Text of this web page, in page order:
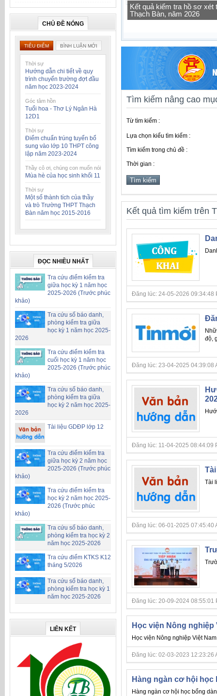
CHỦ ĐỀ NÓNG
TIÊU ĐIỂM BÌNH LUẬN MỚI
Thời sự
Hướng dẫn chi tiết về quy
trình chuyển trường đợt đầu
năm học 2023-2024
Góc tâm hồn
Tuổi hoa - Thơ Lý Ngân Hà
12D1
Thời sự
Điểm chuẩn trúng tuyển bổ
sung vào lớp 10 THPT công
lập năm 2023-2024
Thầy cô ơi, chúng con muốn nói
Mùa hè của học sinh khối 11
Thời sự
Một số thành tích của thầy
và trò Trường THPT Thạch
Bàn năm học 2015-2016
ĐỌC NHIỀU NHẤT
Tra cứu điểm kiểm tra
giữa học kỳ 1 năm học
2025-2026 (Trước phúc
khảo)
Tra cứu số báo danh,
phòng kiểm tra giữa
học kỳ 1 năm học 2025-
2026
Tra cứu điểm kiểm tra
cuối học kỳ 1 năm học
2025-2026 (Trước phúc
khảo)
Tra cứu số báo danh,
phòng kiểm tra giữa
học kỳ 2 năm học 2025-
2026
Tài liệu GDĐP lớp 12
Tra cứu điểm kiểm tra
giữa học kỳ 2 năm học
2025-2026 (Trước phúc
khảo)
Tra cứu điểm kiểm tra
học kỳ 2 năm học 2025-
2026 (Trước phúc
khảo)
Tra cứu số báo danh,
phòng kiểm tra học kỳ 2
năm học 2025-2026
Tra cứu điểm KTKS K12
tháng 5/2026
Tra cứu số báo danh,
phòng kiểm tra học kỳ 1
năm học 2025-2026
LIÊN KẾT
Tra cứu thông tin lớp học
Tìm kiếm nâng cao
Từ tìm kiếm :
Lựa chọn kiểu tìm kiếm :
Tìm kiếm trong chủ đề :
Thời gian :
Kết quả tìm kiếm trên
Đăng lúc: 24-05-2026 09:34:48
độ,
Đăng lúc: 23-04-2025 04:39:08
Đăng lúc: 11-04-2025 08:44:09
Tài
Đăng lúc: 06-01-2025 07:45:40
Đăng lúc: 20-09-2024 08:55:01
Học viện Nông
Học viện Nông nghiệp Việt
Đăng lúc: 02-03-2023 12:23:26
Hàng ngàn cơ hội
Hàng ngàn cơ hội học bổng